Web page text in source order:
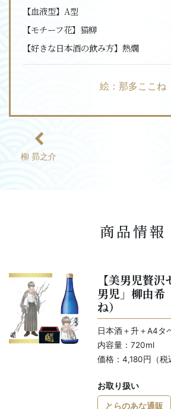
【血液型】 A型
【モチーフ花】 猫柳
【好きな日本酒の飲み方】 熱燗
絵：那多ここね
柳 昴之介
商品情報
【美男児贅
男児」柳由希
ね）
日本酒＋升＋A4タ
内容量：720ml
価格：4,180円（税
お取り扱い
とらのあな通販